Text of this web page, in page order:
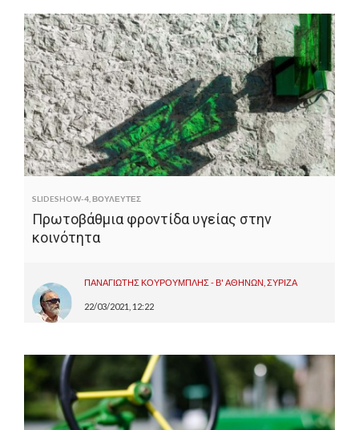
SLIDESHOW-4 ΒΟΥΛΕΥΤΕΣ
Πρωτοβάθμια φροντίδα υγείας στην
κοινότητα
ΠΑΝΑΓΙΩΤΗΣ ΚΟΥΡΟΥΜΠΛΗΣ - Β' ΑΘΗΝΩΝ, ΣΥΡΙΖΑ
22/03/2021, 12:22